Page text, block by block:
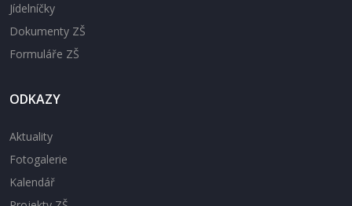
Jídelníčky
Dokumenty ZŠ
Formuláře ZŠ
ODKAZY
Aktuality
Fotogalerie
Kalendář